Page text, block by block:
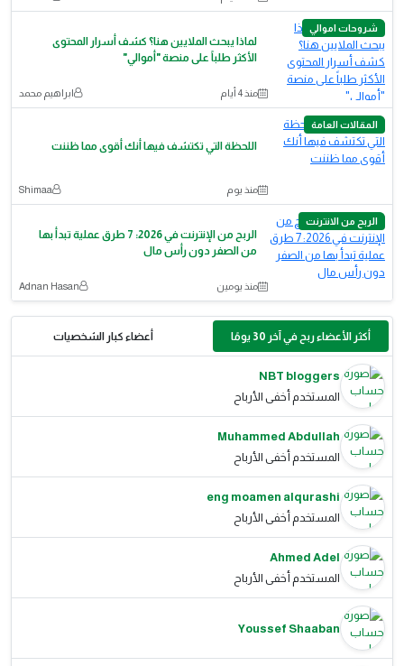
شروحات اموالي
لماذا يبحث الملايين هنا؟ كشف أسرار المحتوى
الأكثر طلباً على منصة "أموالي"
منذ 4 أيام ابراهيم محمد
المقالات العامة
اللحظة التي تكتشف فيها أنك أقوى مما ظننت
منذ يوم Shimaa
الربح من الانترنت
الربح من الإنترنت في 2026: 7 طرق عملية تبدأ بها
من الصفر دون رأس مال
منذ يومين Adnan Hasan
أكثر الأعضاء ربح في آخر 30 يومًا أعضاء كبار الشخصيات
NBT bloggers
المستخدم أخفى الأرباح
Muhammed Abdullah
المستخدم أخفى الأرباح
eng moamen alqurashi
المستخدم أخفى الأرباح
Ahmed Adel
المستخدم أخفى الأرباح
Youssef Shaaban